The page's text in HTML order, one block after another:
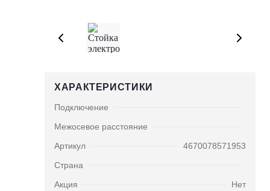
ХАРАКТЕРИСТИКИ
Подключение
Межосевое расстояние
Артикул
4670078571953
Страна
Акция
Нет